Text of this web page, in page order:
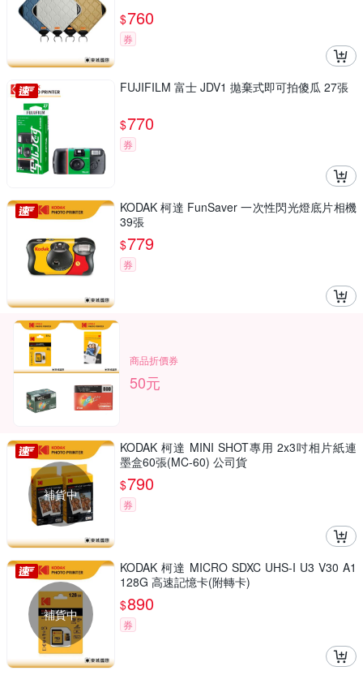
$760
券
FUJIFILM 富士 JDV1 拋棄式即可拍傻瓜 27張
$770
券
KODAK 柯達 FunSaver 一次性閃光燈底片相機
39張
$779
券
商品折價券
50元
補貨中
KODAK 柯達 MINI SHOT專用 2x3吋相片紙連
墨盒60張(MC-60) 公司貨
$790
券
補貨中
KODAK 柯達 MICRO SDXC UHS-I U3 V30 A1
128G 高速記憶卡(附轉卡)
$890
券